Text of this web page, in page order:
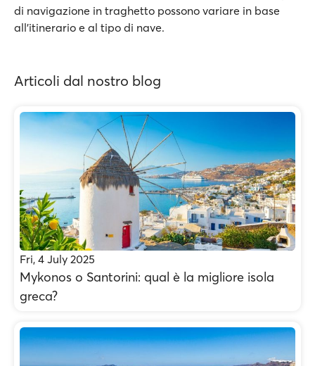
di navigazione in traghetto possono variare in base
all’itinerario e al tipo di nave.
Articoli dal nostro blog
Fri, 4 July 2025
Mykonos o Santorini: qual è la migliore isola
greca?